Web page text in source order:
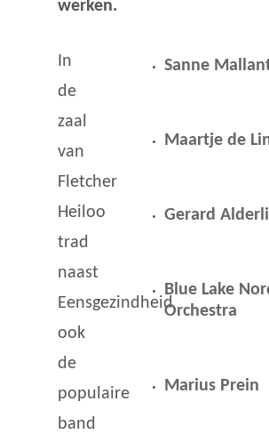
werken.
In
de
zaal
van
Fletcher
Heiloo
trad
naast
Eensgezindheid
ook
de
populaire
band
Sanne
Maartje de
Gerard
Blue Lake
Orchestra
Marius Prein